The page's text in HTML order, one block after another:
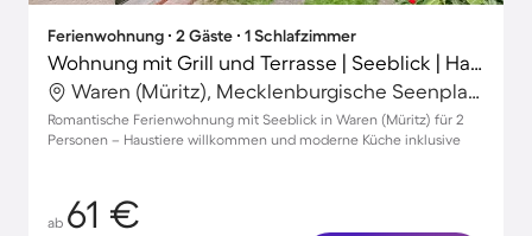
Ferienwohnung ∙ 2 Gäste ∙ 1 Schlafzimmer
Wohnung mit Grill und Terrasse | Seeblick | Haustiere erlaubt
Waren (Müritz), Mecklenburgische Seenplatte, Deutschland
Romantische Ferienwohnung mit Seeblick in Waren (Müritz) für 2
Personen – Haustiere willkommen und moderne Küche inklusive
ab 61 €